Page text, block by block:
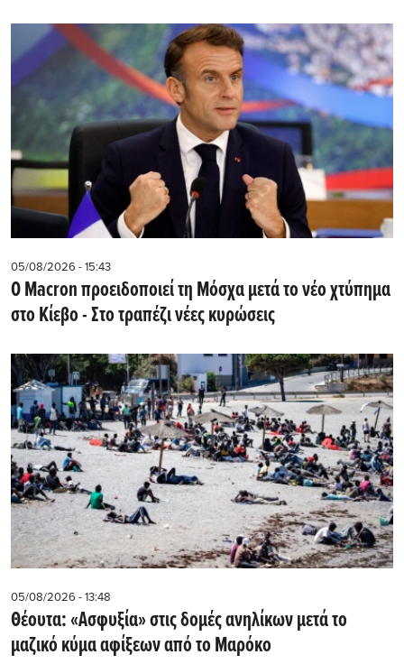
05/08/2026 - 15:43
Ο Macron προειδοποιεί τη Μόσχα μετά το νέο χτύπημα
στο Κίεβο - Στο τραπέζι νέες κυρώσεις
05/08/2026 - 13:48
Θέουτα: «Ασφυξία» στις δομές ανηλίκων μετά το
μαζικό κύμα αφίξεων από το Μαρόκο